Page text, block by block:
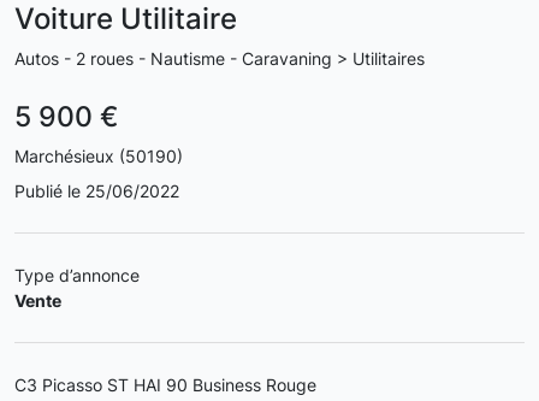
Voiture Utilitaire
Autos - 2 roues - Nautisme - Caravaning > Utilitaires
5 900 €
Marchésieux (50190)
Publié le 25/06/2022
Type d’annonce
Vente
C3 Picasso ST HAI 90 Business Rouge